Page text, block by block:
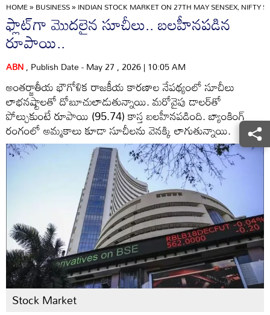
HOME»BUSINESS»INDIAN STOCK MARKET ON 27TH MAY SENSEX, NIFTY
ఫ్లాట్‌గా మొదలైన సూచీలు.. బలహీనపడిన
రూపాయి..
ABN, Publish Date - May 27 , 2026 | 10:05 AM
అంతర్జాతీయ భౌగోళిక రాజకీయ కారణాల నేపథ్యంలో సూచీలు
లాభనష్టాలతో దోబూచులాడుతున్నాయి. మరోవైపు డాలర్‌తో
పోల్చుకుంటే రూపాయి (95.74) కాస్త బలహీనపడింది. బ్యాంకింగ్
రంగంలో అమ్మకాలు కూడా సూచీలను వెనక్కి లాగుతున్నాయి.
Stock Market